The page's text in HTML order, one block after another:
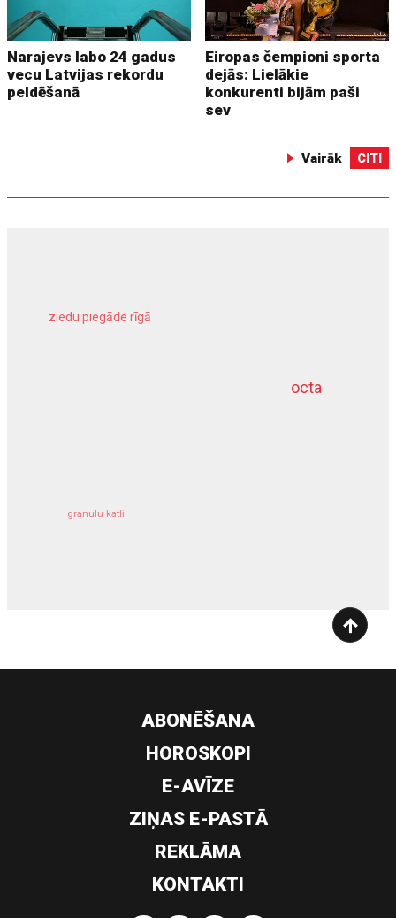
Narajevs labo 24 gadus
vecu Latvijas rekordu
peldēšanā
Eiropas čempioni sporta
dejās: Lielākie
konkurenti bijām paši
sev
Vairāk CITI
octa
ziedu piegāde rīgā
granulu katli
dziļurbums
ABONĒŠANA
HOROSKOPI
E-AVĪZE
ZIŅAS E-PASTĀ
REKLĀMA
KONTAKTI